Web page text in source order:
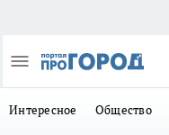
Интересное Общество